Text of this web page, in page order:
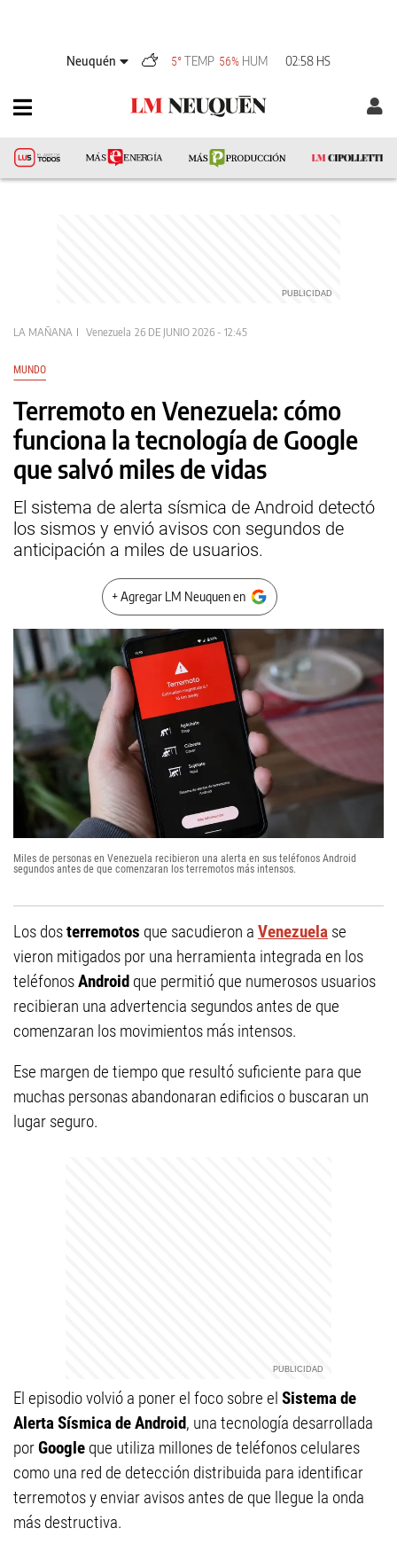
Neuquén 5° TEMP 56% HUM 02:58 HS
LA MAÑANA Venezuela 26 DE JUNIO 2026 - 12:45
MUNDO
Terremoto en Venezuela: cómo
funciona la tecnología de Google
que salvó miles de vidas
El sistema de alerta sísmica de Android detectó
los sismos y envió avisos con segundos de
anticipación a miles de usuarios.
+ Agregar LM Neuquen en
Miles de personas en Venezuela recibieron una alerta en sus teléfonos Android
segundos antes de que comenzaran los terremotos más intensos.
Los dosterremotos que sacudieron a Venezuela se
vieron mitigados por una herramienta integrada en los
teléfonosAndroid que permitió que numerosos usuarios
recibieran una advertencia segundos antes de que
comenzaran los movimientos más intensos.
Ese margen de tiempo que resultó suficiente para que
muchas personas abandonaran edificios o buscaran un
lugar seguro.
El episodio volvió a poner el foco sobre el Sistema de
Alerta Sísmica de Android, una tecnología desarrollada
porGoogle que utiliza millones de teléfonos celulares
como una red de detección distribuida para identificar
terremotos y enviar avisos antes de que llegue la onda
más destructiva.